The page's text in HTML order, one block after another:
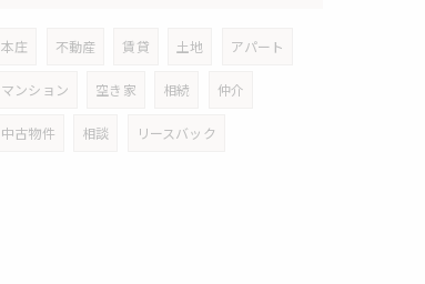
本庄 不動産 賃貸 土地 アパート
マンション 空き家 相続 仲介
中古物件 相談 リースバック